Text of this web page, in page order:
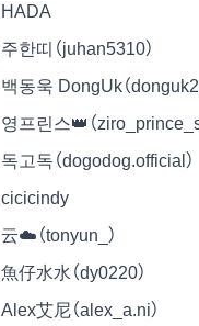
HADA
주한띠（juhan5310）
백동욱 DongUk（
영프린스👑（
독고독（dogodog.official）
cicicindy
云☁️（tonyun_）
魚仔水水（dy0220）
Alex艾尼（alex_a.ni）